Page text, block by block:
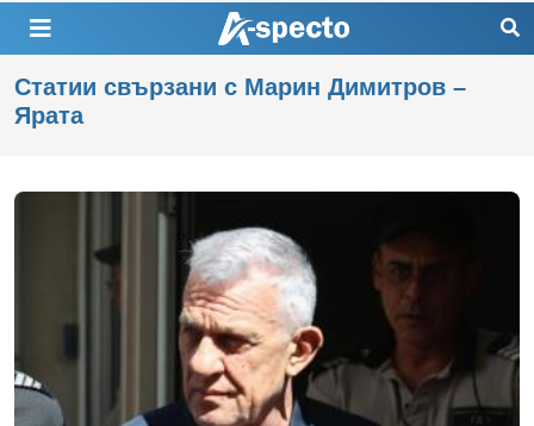
Статии свързани с Марин Димитров –
Ярата